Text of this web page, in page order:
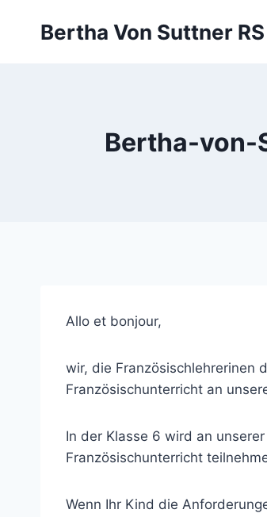
Bertha Von Suttner RS
Bertha-von-
Allo et bonjour,
wir, die Französischlehrerinen
Französischunterricht an
In der Klasse 6 wird an
Französischunterricht
Wenn Ihr Kind die